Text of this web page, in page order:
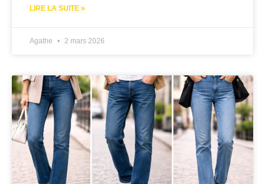
LIRE LA SUITE »
Agathe 2 mars 2026